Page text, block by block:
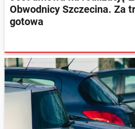
Obwodnicy Szczecina. Za
gotowa